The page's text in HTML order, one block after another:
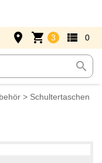
search
place shopping_cart 3 view_list 0
> Schultertaschen